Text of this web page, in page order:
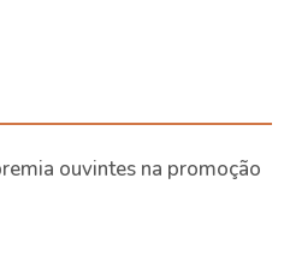
ouvintes na promoção